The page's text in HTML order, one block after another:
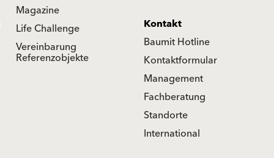
Magazine
Life Challenge
Vereinbarung
Referenzobjekte
Kontakt
Baumit Hotline
Kontaktformular
Management
Fachberatung
Standorte
International